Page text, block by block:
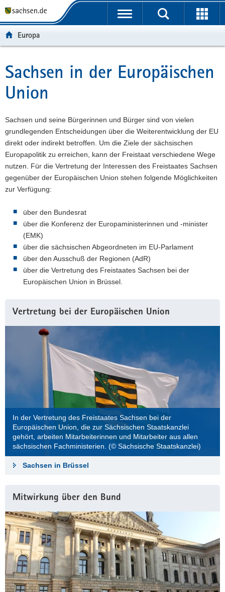
t
ü
b
e
g
r
e
i
f
e
n
e
N
g
t
n
a
v
g
a
t
i
o
n
p
n
h
a
t
t
-
B
e
e
i
c
h
Europa
Hauptinhalt
Sachsen in der Europäischen
Union
Sachsen und seine Bürgerinnen und Bürger sind von vielen
grundlegenden Entscheidungen über die Weiterentwicklung der EU
direkt oder indirekt betroffen. Um die Ziele der sächsischen
Europapolitik zu erreichen, kann der Freistaat verschiedene Wege
nutzen. Für die Vertretung der Interessen des Freistaates Sachsen
gegenüber der Europäischen Union stehen folgende Möglichkeiten
zur Verfügung:
über den Bundesrat
über die Konferenz der Europaministerinnen und -minister
(EMK)
über die sächsischen Abgeordneten im EU-Parlament
über den Ausschuß der Regionen (AdR)
über die Vertretung des Freistaates Sachsen bei der
Europäischen Union in Brüssel.
Vertretung bei der Europäischen Union
In der Vertretung des Freistaates Sachsen bei der
Europäischen Union, die zur Sächsischen Staatskanzlei
gehört, arbeiten Mitarbeiterinnen und Mitarbeiter aus allen
sächsischen Fachministerien. (© Sächsische Staatskanzlei)
Sachsen in Brüssel
Mitwirkung über den Bund